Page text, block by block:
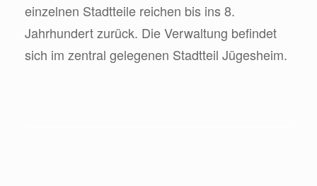
einzelnen Stadtteile reichen bis ins 8.
Jahrhundert zurück. Die Verwaltung befindet
sich im zentral gelegenen Stadtteil Jügesheim.